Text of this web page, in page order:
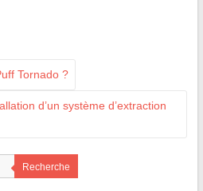
Tornado ?
d’un système d’extraction
Recherche